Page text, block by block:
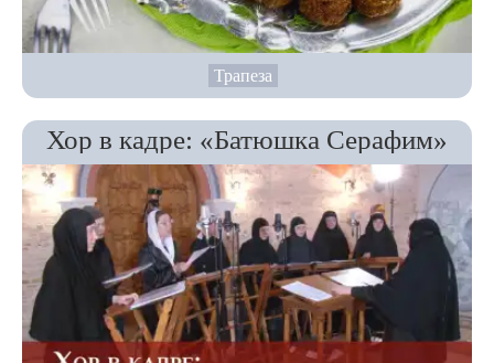
Трапеза
Хор в кадре: «Батюшка Серафим»